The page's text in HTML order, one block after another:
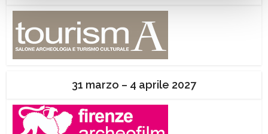
31 marzo – 4 aprile 2027